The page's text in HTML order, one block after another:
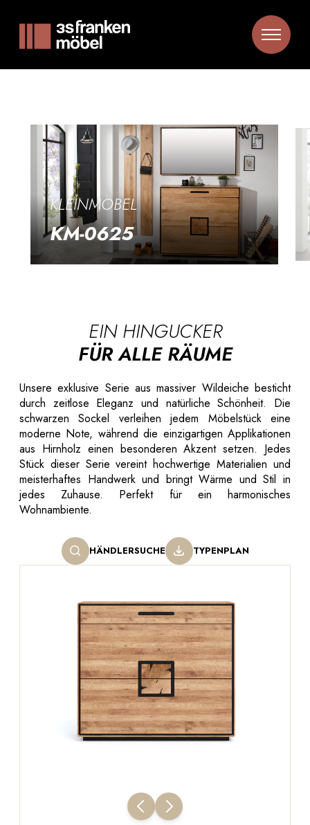
KLEINMÖBEL
KM-0625
EIN HINGUCKER
FÜR ALLE RÄUME
Unsere exklusive Serie aus massiver Wildeiche besticht
durch zeitlose Eleganz und natürliche Schönheit. Die
schwarzen Sockel verleihen jedem Möbelstück eine
moderne Note, während die einzigartigen Applikationen
aus Hirnholz einen besonderen Akzent setzen. Jedes
Stück dieser Serie vereint hochwertige Materialien und
meisterhaftes Handwerk und bringt Wärme und Stil in
jedes Zuhause. Perfekt für ein harmonisches
Wohnambiente.
HÄNDLERSUCHE TYPENPLAN